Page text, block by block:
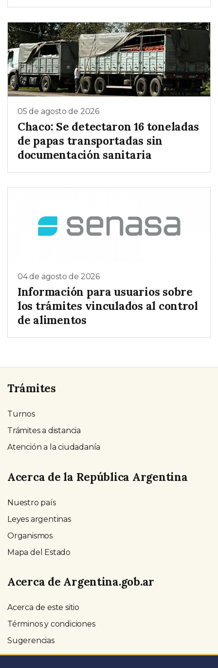
05 de agosto de 2026
Chaco: Se detectaron 16 toneladas
de papas transportadas sin
documentación sanitaria
04 de agosto de 2026
Información para usuarios sobre
los trámites vinculados al control
de alimentos
Trámites
Turnos
Trámites a distancia
Atención a la ciudadanía
Acerca de la República Argentina
Nuestro país
Leyes argentinas
Organismos
Mapa del Estado
Acerca de Argentina.gob.ar
Acerca de este sitio
Términos y condiciones
Sugerencias